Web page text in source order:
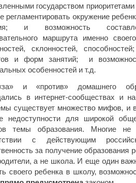
государством
регламентировать окружение
и возможность
маршрута именно
склонностей,
и форм занятий; и
особенностей и т.д.
и «против» домашнего
в интернет-сообществах и
существует множество мифов, и
недоступности для широкой
темы образования. Многие
с действующим
за получение образования
а не школа. И еще один
своего ребенка в школу,